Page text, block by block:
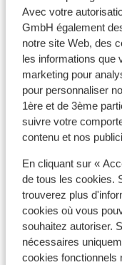
Avec votre
GmbH également
notre site Web, des
les informations que
marketing pour
pour personnaliser
1ère et de 3ème
suivre votre
contenu et nos
En cliquant sur «
de tous les cookies.
trouverez plus
cookies où vous
souhaitez autoriser.
nécessaires
cookies fonctionnels
À proximité
Distance du
Distance
mètres
Distance
environ 400
Forfait,